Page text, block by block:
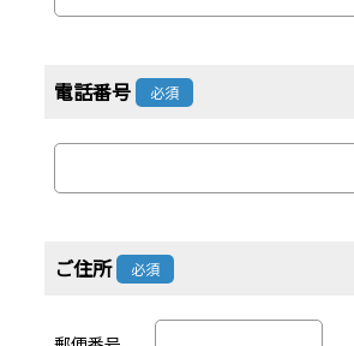
電話番号 必須
ご住所 必須